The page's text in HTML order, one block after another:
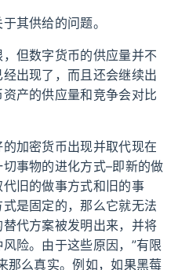
其供给的问题。
但数字货币的供应量并不
出现了，而且还会继续出
产的供应量和竞争会对比
加密货币出现并取代现在
事物的进化方式–即新的做
旧的做事方式和旧的事
是固定的，那么它就无法
代方案被发明出来，并将
险。由于这些原因，”有限
那么真实。例如，如果黑莓